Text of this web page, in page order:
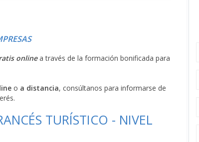
onlinea través de la formación bonificada para
o a distancia, consúltanos para informarse de
TURÍSTICO - NIVEL